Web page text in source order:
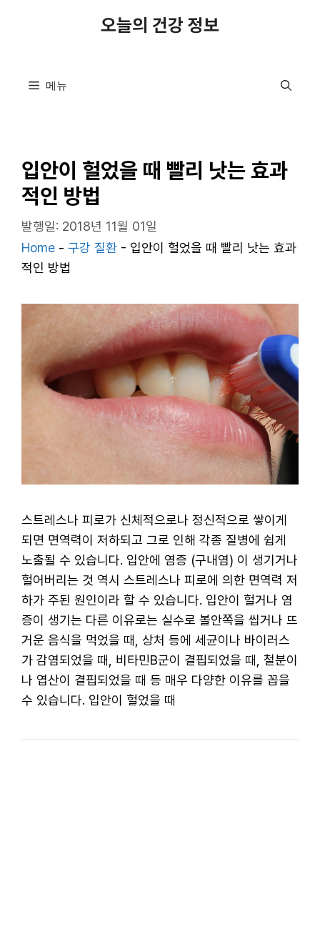
오늘의 건강 정보
메뉴
입안이 헐었을 때 빨리 낫는 효과
적인 방법
발행일: 2018년 11월 01일
Home - 구강 질환 - 입안이 헐었을 때 빨리 낫는 효과
적인 방법
스트레스나 피로가 신체적으로나 정신적으로 쌓이게
되면 면역력이 저하되고 그로 인해 각종 질병에 쉽게
노출될 수 있습니다. 입안에 염증 (구내염) 이 생기거나
헐어버리는 것 역시 스트레스나 피로에 의한 면역력 저
하가 주된 원인이라 할 수 있습니다. 입안이 헐거나 염
증이 생기는 다른 이유로는 실수로 볼안쪽을 씹거나 뜨
거운 음식을 먹었을 때, 상처 등에 세균이나 바이러스
가 감염되었을 때, 비타민B군이 결핍되었을 때, 철분이
나 엽산이 결핍되었을 때 등 매우 다양한 이유를 꼽을
수 있습니다. 입안이 헐었을 때